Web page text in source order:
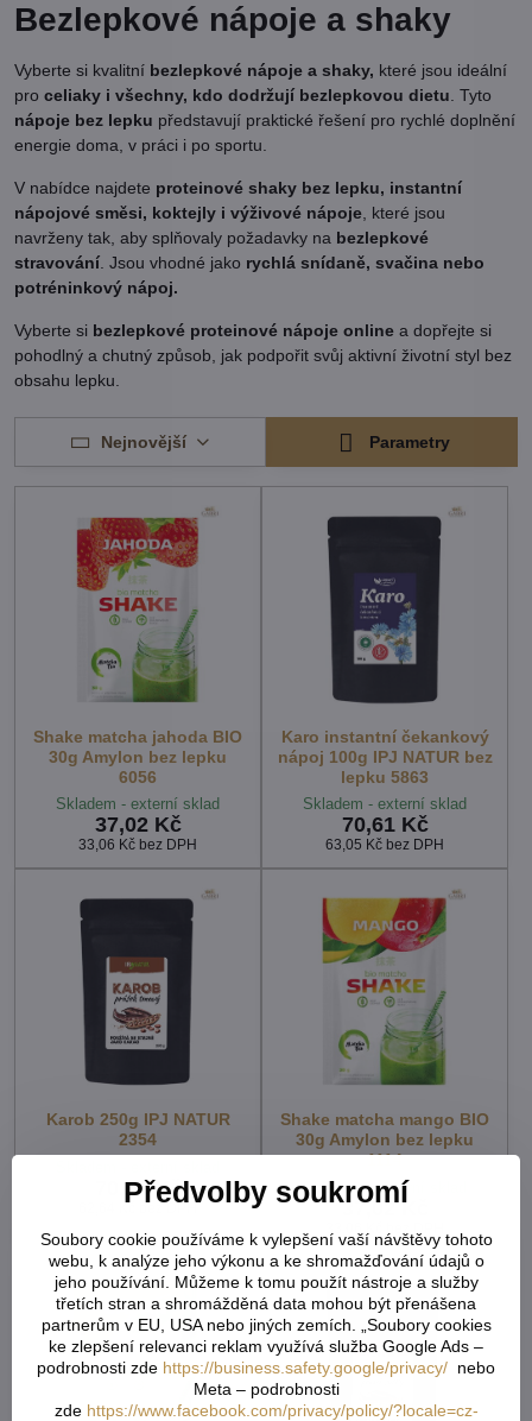
Bezlepkové nápoje a shaky
Vyberte si kvalitní bezlepkové nápoje a shaky, které jsou ideální
pro celiaky i všechny, kdo dodržují bezlepkovou dietu . Tyto
nápoje bez lepku představují praktické řešení pro rychlé doplnění
energie doma, v práci i po sportu.
V nabídce najdete proteinové shaky bez lepku, instantní
nápojové směsi, koktejly i výživové nápoje , které jsou
navrženy tak, aby splňovaly požadavky na bezlepkové
stravování . Jsou vhodné jako rychlá snídaně, svačina nebo
potréninkový nápoj.
Vyberte si bezlepkové proteinové nápoje online a dopřejte si
pohodlný a chutný způsob, jak podpořit svůj aktivní životní styl bez
obsahu lepku.
Nejnovější Parametry
Shake matcha jahoda BIO
30g Amylon bez lepku
6056
Skladem - externí sklad
37,02 Kč
33,06 Kč bez DPH
Karo instantní čekankový
nápoj 100g IPJ NATUR bez
lepku 5863
Skladem - externí sklad
70,61 Kč
63,05 Kč bez DPH
Karob 250g IPJ NATUR
2354
70,15 Kč
62,64 Kč bez DPH
Shake matcha mango BIO
30g Amylon bez lepku
1114
Skladem - externí sklad
37,02 Kč
Předvolby soukromí
Soubory cookie používáme k vylepšení vaší návštěvy tohoto
webu, k analýze jeho výkonu a ke shromažďování údajů o
jeho používání. Můžeme k tomu použít nástroje a služby
třetích stran a shromážděná data mohou být přenášena
partnerům v EU, USA nebo jiných zemích. „Soubory cookies
ke zlepšení relevanci reklam využívá služba Google Ads –
podrobnosti zde https://business.safety.google/privacy/ nebo
Meta – podrobnosti
zde https://www.facebook.com/privacy/policy/?locale=cz-